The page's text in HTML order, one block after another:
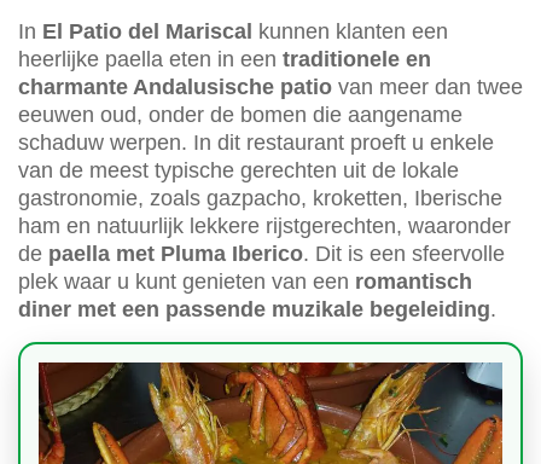
In El Patio del Mariscal kunnen klanten een
heerlijke paella eten in een traditionele en
charmante Andalusische patio van meer dan twee
eeuwen oud, onder de bomen die aangename
schaduw werpen. In dit restaurant proeft u enkele
van de meest typische gerechten uit de lokale
gastronomie, zoals gazpacho, kroketten, Iberische
ham en natuurlijk lekkere rijstgerechten, waaronder
de paella met Pluma Iberico. Dit is een sfeervolle
plek waar u kunt genieten van een romantisch
diner met een passende muzikale begeleiding.